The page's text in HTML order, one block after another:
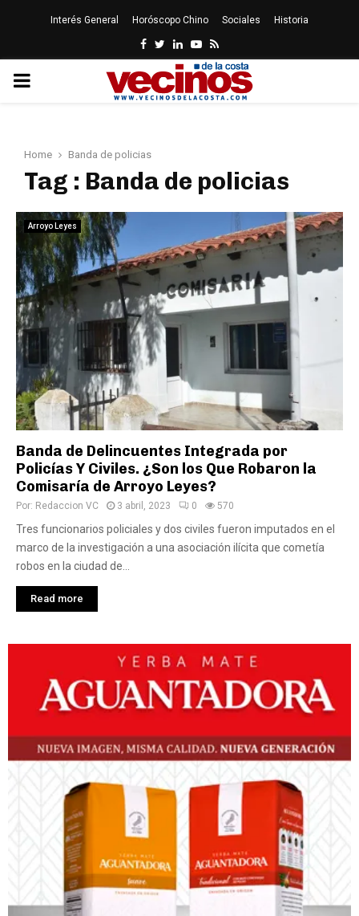
Interés General Horóscopo Chino Sociales Historia
Facebook
Twitter
LinkedinYoutube
Rss
PRIMARY
Home Banda de policias
Tag : Banda de policias
Arroyo Leyes
Banda de Delincuentes Integrada por
Policías Y Civiles. ¿Son los Que Robaron la
Comisaría de Arroyo Leyes?
Por: Redaccion VC 3 abril, 2023 0 570
Tres funcionarios policiales y dos civiles fueron imputados en el
marco de la investigación a una asociación ilícita que cometía
robos en la ciudad de...
Read more